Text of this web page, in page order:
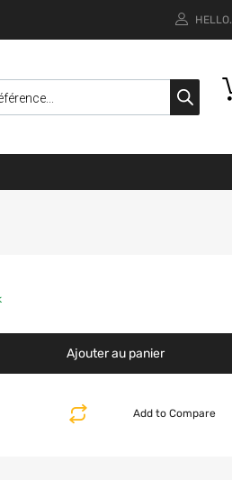
HELLO.
Ajouter au panier
Add to Compare